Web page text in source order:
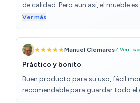
de calidad. Pero aun asi, el mueble
Especificaba 2 personas en el
reseñas donde decian haber tardado
en 45 min lo he montado muy
principio iba a esperar la ayuda de
ha podido la impaciencia y estoy
Ver más
Manuel Clemares✓
Práctico y bonito
Buen producto para su uso, fácil
recomendable para guardar todo el